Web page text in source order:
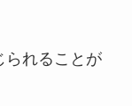
られることが